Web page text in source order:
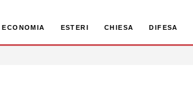
ECONOMIA ESTERI CHIESA DIFESA